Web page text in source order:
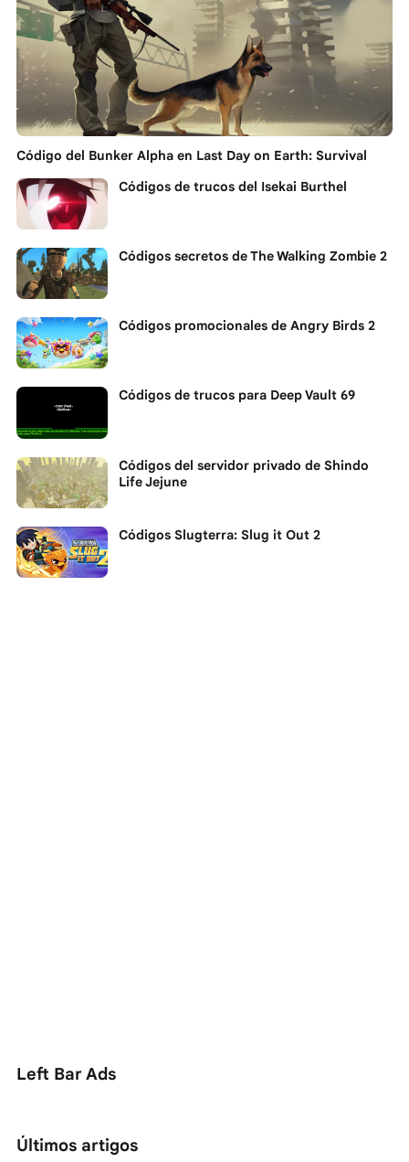
Código del Bunker Alpha en Last Day on Earth: Survival
Códigos de trucos del Isekai Burthel
Códigos secretos de The Walking Zombie 2
Códigos promocionales de Angry Birds 2
Códigos de trucos para Deep Vault 69
Códigos del servidor privado de Shindo
Life Jejune
Códigos Slugterra: Slug it Out 2
Left Bar Ads
Últimos artigos